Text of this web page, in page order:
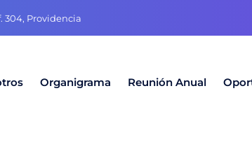
304, Providencia
Organigrama Reunión Anual